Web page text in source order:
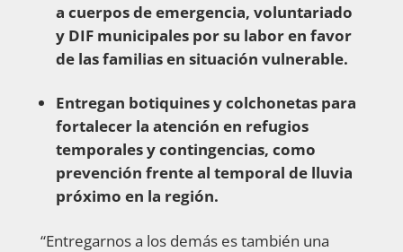
a cuerpos de emergencia, voluntariado
y DIF municipales por su labor en favor
de las familias en situación vulnerable.
Entregan botiquines y colchonetas para
fortalecer la atención en refugios
temporales y contingencias, como
prevención frente al temporal de lluvia
próximo en la región.
“Entregarnos a los demás es también una